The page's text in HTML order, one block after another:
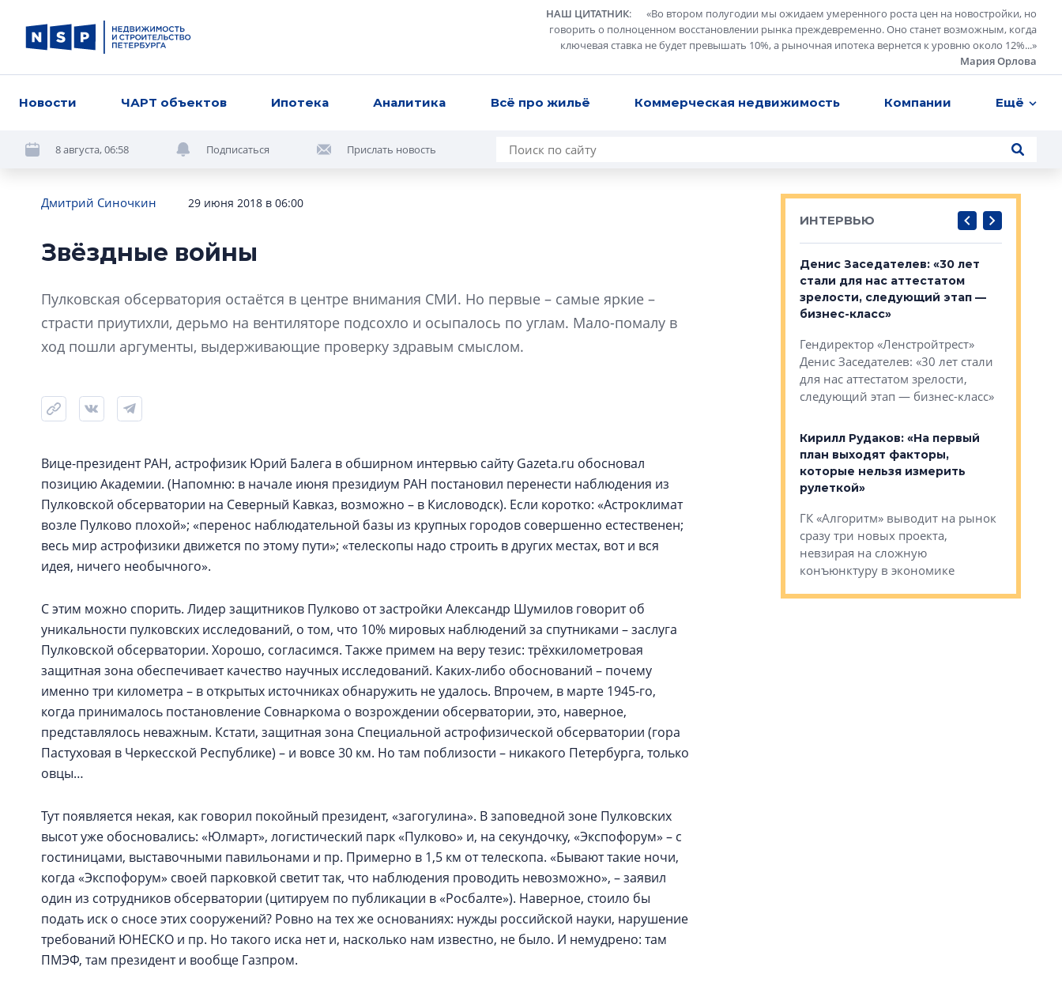
НАШ ЦИТАТНИК: «Во втором полугодии мы ожидаем умеренного роста цен на новостройки, но
говорить о полноценном восстановлении рынка преждевременно. Оно станет возможным, когда
ключевая ставка не будет превышать 10%, а рыночная ипотека вернется к уровню около 12%...»
Мария Орлова
Новости ЧАРТ объектов Ипотека Аналитика Всё про жильё Коммерческая недвижимость Компании Ещё
8 августа, 06:58 Подписаться Прислать новость
Дмитрий Синочкин 29 июня 2018 в 06:00
Звёздные войны
Пулковская обсерватория остаётся в центре внимания СМИ. Но первые – самые яркие –
страсти приутихли, дерьмо на вентиляторе подсохло и осыпалось по углам. Мало-помалу в
ход пошли аргументы, выдерживающие проверку здравым смыслом.
Вице-президент РАН, астрофизик Юрий Балега в обширном интервью сайту Gazeta.ru обосновал
позицию Академии. (Напомню: в начале июня президиум РАН постановил перенести наблюдения из
Пулковской обсерватории на Северный Кавказ, возможно – в Кисловодск). Если коротко: «Астроклимат
возле Пулково плохой»; «перенос наблюдательной базы из крупных городов совершенно естественен;
весь мир астрофизики движется по этому пути»; «телескопы надо строить в других местах, вот и вся
идея, ничего необычного».
С этим можно спорить. Лидер защитников Пулково от застройки Александр Шумилов говорит об
уникальности пулковских исследований, о том, что 10% мировых наблюдений за спутниками – заслуга
Пулковской обсерватории. Хорошо, согласимся. Также примем на веру тезис: трёхкилометровая
защитная зона обеспечивает качество научных исследований. Каких-либо обоснований – почему
именно три километра – в открытых источниках обнаружить не удалось. Впрочем, в марте 1945-го,
когда принималось постановление Совнаркома о возрождении обсерватории, это, наверное,
представлялось неважным. Кстати, защитная зона Специальной астрофизической обсерватории (гора
Пастуховая в Черкесской Республике) – и вовсе 30 км. Но там поблизости – никакого Петербурга, только
овцы…
Тут появляется некая, как говорил покойный президент, «загогулина». В заповедной зоне Пулковских
высот уже обосновались: «Юлмарт», логистический парк «Пулково» и, на секундочку, «Экспофорум» – с
гостиницами, выставочными павильонами и пр. Примерно в 1,5 км от телескопа. «Бывают такие ночи,
когда «Экспофорум» своей парковкой светит так, что наблюдения проводить невозможно», – заявил
один из сотрудников обсерватории (цитируем по публикации в «Росбалте»). Наверное, стоило бы
подать иск о сносе этих сооружений? Ровно на тех же основаниях: нужды российской науки, нарушение
требований ЮНЕСКО и пр. Но такого иска нет и, насколько нам известно, не было. И немудрено: там
ПМЭФ, там президент и вообще Газпром.
ИНТЕРВЬЮ
деконструктивизм может
визуальной чистоте»
Что важнее для современного
жилого проекта: эстетика,
функциональность или
экономика проекта, размышляют
Денис Заседателев: «30 лет
стали для нас аттестатом
зрелости, следующий этап —
бизнес-класс»
Гендиректор «Ленстройтрест»
Денис Заседателев: «30 лет стали
для нас аттестатом зрелости,
следующий этап — бизнес-класс»
Кирилл Рудаков: «На первый
план выходят факторы,
которые нельзя измерить
рулеткой»
ГК «Алгоритм» выводит на рынок
сразу три новых проекта,
невзирая на сложную
конъюнктуру в экономике